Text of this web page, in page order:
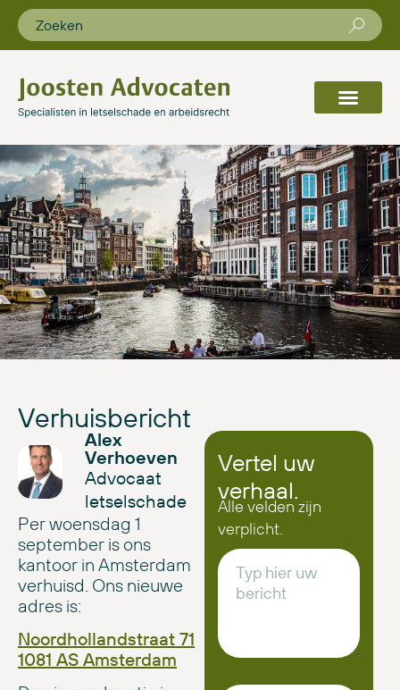
Verhuisbericht
Alex
Verhoeven
Advocaat
letselschade
Per woensdag 1
september is ons
kantoor in Amsterdam
verhuisd. Ons nieuwe
adres is:
Noordhollandstraat 71
1081 AS Amsterdam
Vertel uw
verhaal.
Alle velden zijn
verplicht.